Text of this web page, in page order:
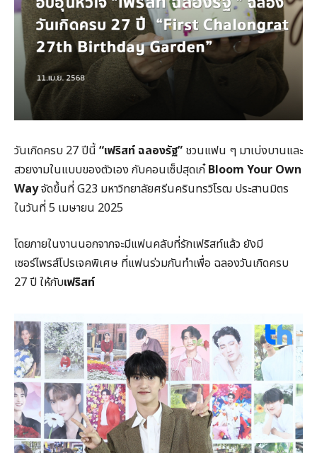
วันเกิดครบ 27 ปีนี้ “เฟริสท์ ฉลองรัฐ” ชวนแฟน ๆ มาเบ่งบานและ
สวยงามในแบบของตัวเอง กับคอนเซ็ปสุดเก๋Bloom Your Own
Wayจัดขึ้นที่ G23 มหาวิทยาลัยศรีนครินทรวิโรฒ ประสานมิตร
ในวันที่ 5 เมษายน 2025
โดยภายในงานนอกจากจะมีแฟนคลับที่รักเฟริสท์แล้ว ยังมี
เซอร์ไพรส์โปรเจคพิเศษ ที่แฟนร่วมกันทำเพื่อ ฉลองวันเกิดครบ
27 ปี ให้กับเฟริสท์